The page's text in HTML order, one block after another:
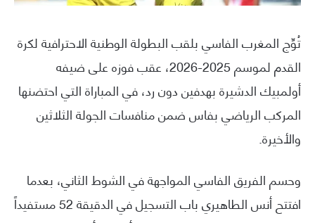
تُوِّج المغرب الفاسي بلقب البطولة الوطنية الاحترافية لكرة
القدم لموسم 2025-2026، عقب فوزه على ضيفه
أولمبيك الدشيرة بهدفين دون رد، في المباراة التي احتضنها
المركب الرياضي بفاس ضمن منافسات الجولة الثلاثين
والأخيرة.
وحسم الفريق الفاسي المواجهة في الشوط الثاني، بعدما
افتتح أنس الطاهيري باب التسجيل في الدقيقة 52 مستفيداً